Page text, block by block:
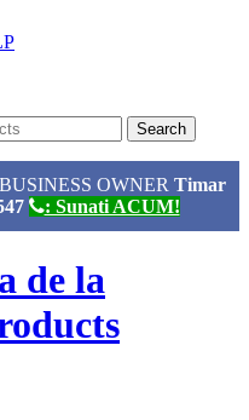
OWNER Timar
: Sunati ACUM!
de la